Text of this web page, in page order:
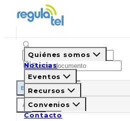
ES IT
A A A
Quiénes somos
Noticias
Eventos
Recursos
Convenios
Contacto